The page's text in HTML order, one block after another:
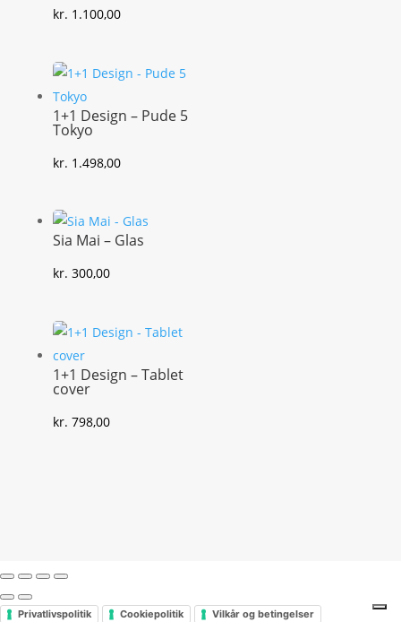
kr. 1.100,00
1+1 Design – Pude 5
Tokyo
kr. 1.498,00
Sia Mai – Glas
kr. 300,00
1+1 Design – Tablet
cover
kr. 798,00
Privatlivspolitik Cookiepolitik Vilkår og betingelser